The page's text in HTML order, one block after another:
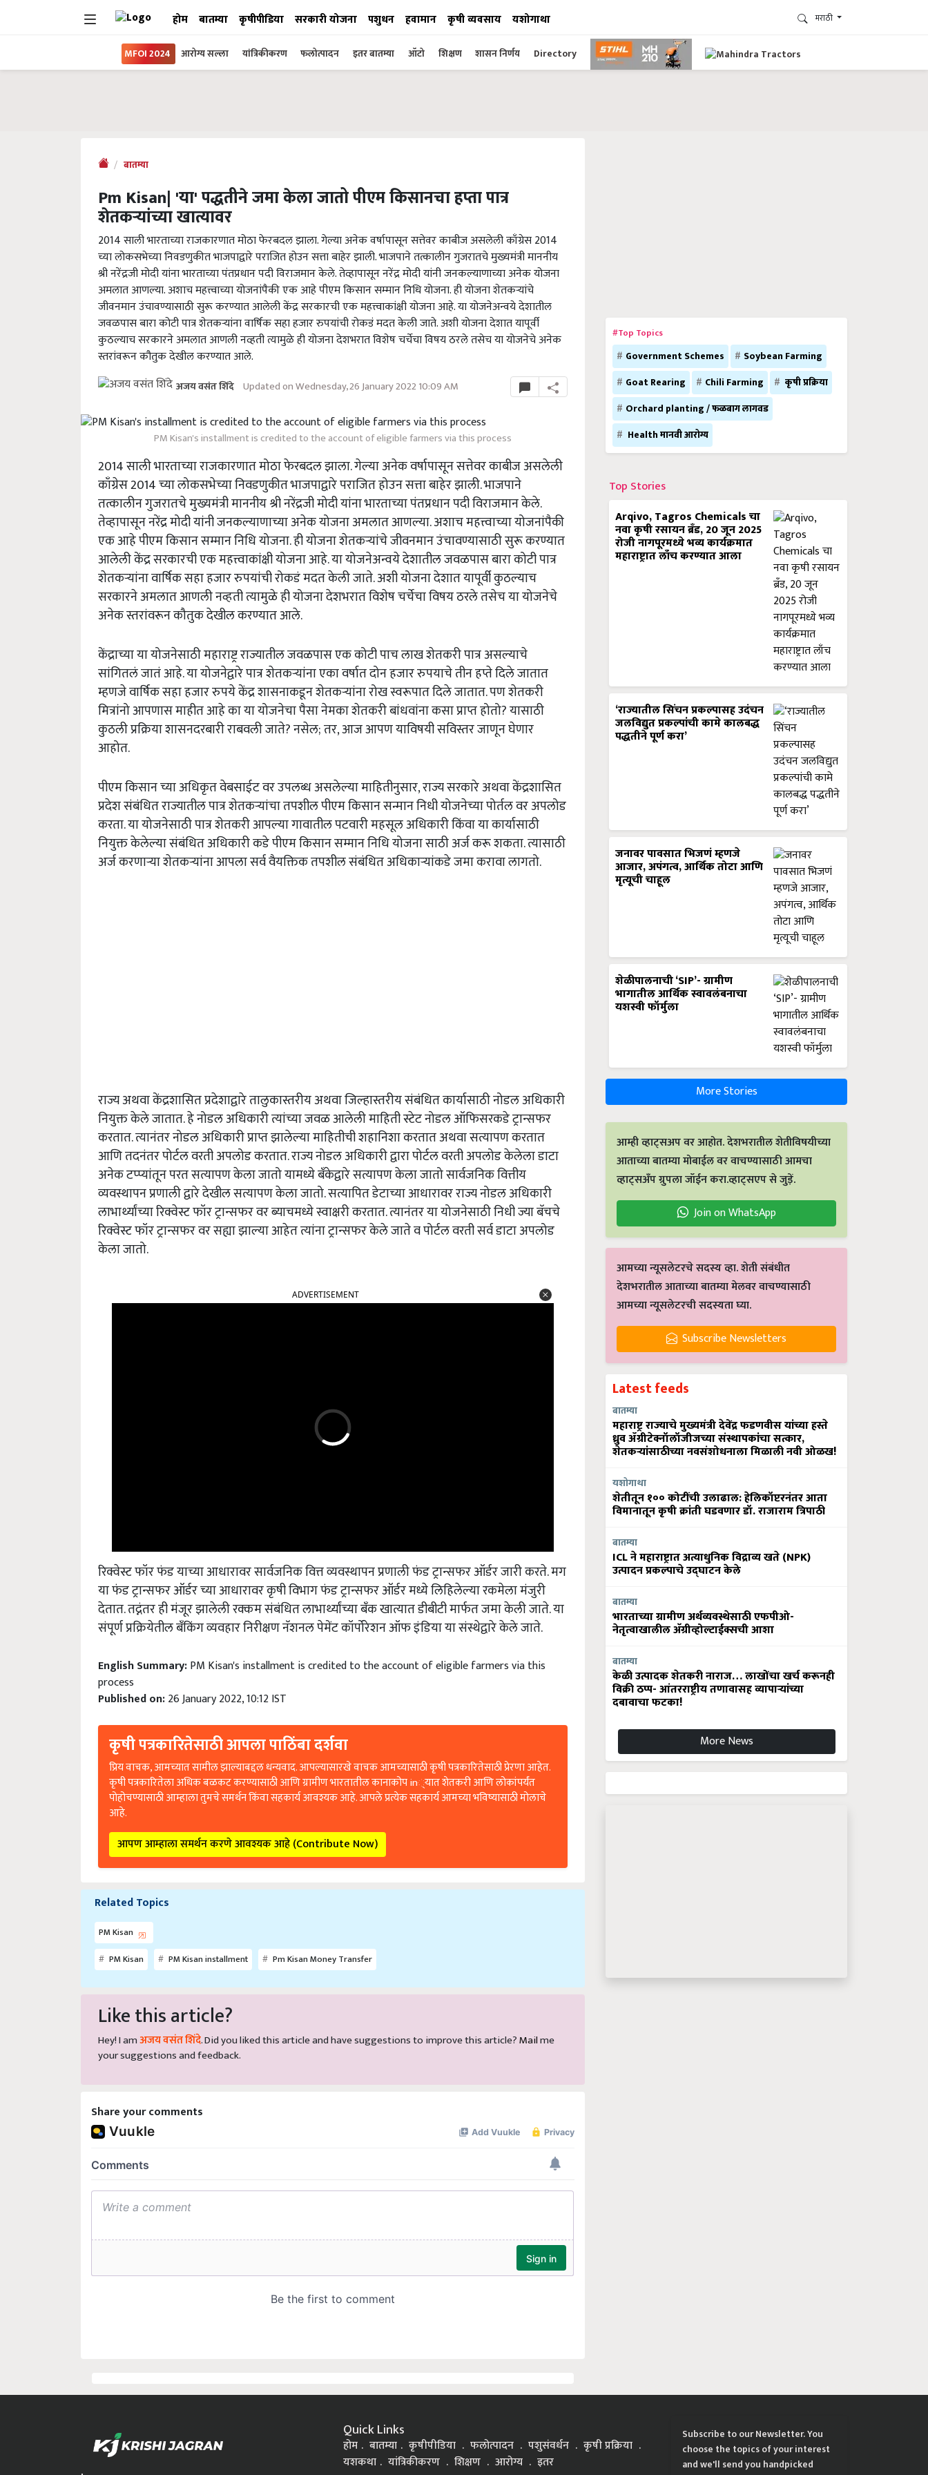
होम बातम्या कृषीपीडिया सरकारी योजना पशुधन हवामान कृषी व्यवसाय यशोगाथा मराठी
MFOI 2024 आरोग्य सल्ला यांत्रिकीकरण फलोत्पादन इतर बातम्या ऑटो शिक्षण शासन निर्णय Directory
बातम्या
Pm Kisan| 'या' पद्धतीने जमा केला जातो पीएम किसानचा हप्ता पात्र
शेतकऱ्यांच्या खात्यावर
2014 साली भारताच्या राजकारणात मोठा फेरबदल झाला. गेल्या अनेक वर्षापासून सत्तेवर काबीज असलेली काँग्रेस 2014
च्या लोकसभेच्या निवडणुकीत भाजपाद्वारे पराजित होउन सत्ता बाहेर झाली. भाजपाने तत्कालीन गुजरातचे मुख्यमंत्री माननीय
श्री नरेंद्रजी मोदी यांना भारताच्या पंतप्रधान पदी विराजमान केले. तेव्हापासून नरेंद्र मोदी यांनी जनकल्याणाच्या अनेक योजना
अमलात आणल्या. अशाच महत्त्वाच्या योजनांपैकी एक आहे पीएम किसान सम्मान निधि योजना. ही योजना शेतकऱ्यांचे
जीवनमान उंचावण्यासाठी सुरू करण्यात आलेली केंद्र सरकारची एक महत्त्वाकांक्षी योजना आहे. या योजनेअन्वये देशातील
जवळपास बारा कोटी पात्र शेतकऱ्यांना वार्षिक सहा हजार रुपयांची रोकडं मदत केली जाते. अशी योजना देशात यापूर्वी
कुठल्याच सरकारने अमलात आणली नव्हती त्यामुळे ही योजना देशभरात विशेष चर्चेचा विषय ठरले तसेच या योजनेचे अनेक
स्तरांवरून कौतुक देखील करण्यात आले.
अजय वसंत शिंदे Updated on Wednesday, 26 January 2022 10:09 AM
PM Kisan's installment is credited to the account of eligible farmers via this process
2014 साली भारताच्या राजकारणात मोठा फेरबदल झाला. गेल्या अनेक वर्षापासून सत्तेवर काबीज असलेली
काँग्रेस 2014 च्या लोकसभेच्या निवडणुकीत भाजपाद्वारे पराजित होउन सत्ता बाहेर झाली. भाजपाने
तत्कालीन गुजरातचे मुख्यमंत्री माननीय श्री नरेंद्रजी मोदी यांना भारताच्या पंतप्रधान पदी विराजमान केले.
तेव्हापासून नरेंद्र मोदी यांनी जनकल्याणाच्या अनेक योजना अमलात आणल्या. अशाच महत्त्वाच्या योजनांपैकी
एक आहे पीएम किसान सम्मान निधि योजना. ही योजना शेतकऱ्यांचे जीवनमान उंचावण्यासाठी सुरू करण्यात
आलेली केंद्र सरकारची एक महत्त्वाकांक्षी योजना आहे. या योजनेअन्वये देशातील जवळपास बारा कोटी पात्र
शेतकऱ्यांना वार्षिक सहा हजार रुपयांची रोकडं मदत केली जाते. अशी योजना देशात यापूर्वी कुठल्याच
सरकारने अमलात आणली नव्हती त्यामुळे ही योजना देशभरात विशेष चर्चेचा विषय ठरले तसेच या योजनेचे
अनेक स्तरांवरून कौतुक देखील करण्यात आले.
केंद्राच्या या योजनेसाठी महाराष्ट्र राज्यातील जवळपास एक कोटी पाच लाख शेतकरी पात्र असल्याचे
सांगितलं जातं आहे. या योजनेद्वारे पात्र शेतकर्‍यांना एका वर्षात दोन हजार रुपयाचे तीन हप्ते दिले जातात
म्हणजे वार्षिक सहा हजार रुपये केंद्र शासनाकडून शेतकऱ्यांना रोख स्वरूपात दिले जातात. पण शेतकरी
मित्रांनो आपणास माहीत आहे का या योजनेचा पैसा नेमका शेतकरी बांधवांना कसा प्राप्त होतो? यासाठी
कुठली प्रक्रिया शासनदरबारी राबवली जाते? नसेल; तर, आज आपण याविषयी सविस्तर जाणून घेणार
आहोत.
पीएम किसान च्या अधिकृत वेबसाईट वर उपलब्ध असलेल्या माहितीनुसार, राज्य सरकारे अथवा केंद्रशासित
प्रदेश संबंधित राज्यातील पात्र शेतकऱ्यांचा तपशील पीएम किसान सन्मान निधी योजनेच्या पोर्तल वर अपलोड
करता. या योजनेसाठी पात्र शेतकरी आपल्या गावातील पटवारी महसूल अधिकारी किंवा या कार्यासाठी
नियुक्त केलेल्या संबंधित अधिकारी कडे पीएम किसान सम्मान निधि योजना साठी अर्ज करू शकता. त्यासाठी
अर्ज करणाऱ्या शेतकऱ्यांना आपला सर्व वैयक्तिक तपशील संबंधित अधिकाऱ्यांकडे जमा करावा लागतो.
राज्य अथवा केंद्रशासित प्रदेशाद्वारे तालुकास्तरीय अथवा जिल्हास्तरीय संबंधित कार्यासाठी नोडल अधिकारी
नियुक्त केले जातात. हे नोडल अधिकारी त्यांच्या जवळ आलेली माहिती स्टेट नोडल ऑफिसरकडे ट्रान्सफर
करतात. त्यानंतर नोडल अधिकारी प्राप्त झालेल्या माहितीची शहानिशा करतात अथवा सत्यापण करतात
आणि तदनंतर पोर्टल वरती अपलोड करतात. राज्य नोडल अधिकारी द्वारा पोर्टल वरती अपलोड केलेला डाटा
अनेक टप्प्यांतून परत सत्यापण केला जातो यामध्ये बँकेद्वारे सत्यापण केला जातो सार्वजनिक वित्तीय
व्यवस्थापन प्रणाली द्वारे देखील सत्यापण केला जातो. सत्यापित डेटाच्या आधारावर राज्य नोडल अधिकारी
लाभार्थ्यांच्या रिक्वेस्ट फॉर ट्रान्सफर वर ब्याचमध्ये स्वाक्षरी करतात. त्यानंतर या योजनेसाठी निधी ज्या बॅचचे
रिक्वेस्ट फॉर ट्रान्सफर वर सह्या झाल्या आहेत त्यांना ट्रान्सफर केले जाते व पोर्टल वरती सर्व डाटा अपलोड
केला जातो.
रिक्वेस्ट फॉर फंड याच्या आधारावर सार्वजनिक वित्त व्यवस्थापन प्रणाली फंड ट्रान्सफर ऑर्डर जारी करते. मग
या फंड ट्रान्सफर ऑर्डर च्या आधारावर कृषी विभाग फंड ट्रान्सफर ऑर्डर मध्ये लिहिलेल्या रकमेला मंजुरी
देतात. तद्नंतर ही मंजूर झालेली रक्कम संबंधित लाभार्थ्यांच्या बँक खात्यात डीबीटी मार्फत जमा केली जाते. या
संपूर्ण प्रक्रियेतील बँकिंग व्यवहार निरीक्षण नॅशनल पेमेंट कॉर्पोरेशन ऑफ इंडिया या संस्थेद्वारे केले जाते.
English Summary: PM Kisan's installment is credited to the account of eligible farmers via this
process
Published on: 26 January 2022, 10:12 IST
कृषी पत्रकारितेसाठी आपला पाठिंबा दर्शवा
प्रिय वाचक, आमच्यात सामील झाल्याबद्दल धन्यवाद. आपल्यासारखे वाचक आमच्यासाठी कृषी पत्रकारितेसाठी प्रेरणा आहेत.
कृषी पत्रकारितेला अधिक बळकट करण्यासाठी आणि ग्रामीण भारतातील कानाकोप in्यात शेतकरी आणि लोकांपर्यंत
पोहोचण्यासाठी आम्हाला तुमचे समर्थन किंवा सहकार्य आवश्यक आहे. आपले प्रत्येक सहकार्य आमच्या भविष्यासाठी मोलाचे
आहे.
आपण आम्हाला समर्थन करणे आवश्यक आहे (Contribute Now)
Related Topics
PM Kisan
PM Kisan
PM Kisan installment Pm Kisan Money Transfer
Like this article?
Hey! I am अजय वसंत शिंदे . Did you liked this article and have suggestions to improve this article? Mail
your suggestions and feedback.
Share your comments
#Top Topics
Government Schemes
Soybean Farming
Goat Rearing
Chili Farming
कृषी प्रक्रिया
Orchard planting / फळबाग लागवड
Health मानवी आरोग्य
Top Stories
Arqivo, Tagros Chemicals चा
नवा कृषी रसायन ब्रँड, 20 जून 2025
रोजी नागपूरमध्ये भव्य कार्यक्रमात
महाराष्ट्रात लाँच करण्यात आला
‘राज्यातील सिंचन प्रकल्पासह उदंचन
जलविद्युत प्रकल्पांची कामे कालबद्ध
पद्धतीने पूर्ण करा’
जनावर पावसात भिजणं म्हणजे
आजार, अपंगत्व, आर्थिक तोटा आणि
मृत्यूची चाहूल
शेळीपालनाची ‘SIP’- ग्रामीण
भागातील आर्थिक स्वावलंबनाचा
यशस्वी फॉर्मुला
More Stories
आम्ही व्हाट्सअप वर आहोत. देशभरातील शेतीविषयीच्या
आताच्या बातम्या मोबाईल वर वाचण्यासाठी आमचा
व्हाट्सअँप ग्रुपला जॉईन करा.व्हाट्सएप से जुड़ें.
Join on WhatsApp
आमच्या न्यूसलेटरचे सदस्य व्हा. शेती संबंधीत
देशभरातील आताच्या बातम्या मेलवर वाचण्यासाठी
आमच्या न्यूसलेटरची सदस्यता घ्या.
Subscribe Newsletters
Latest feeds
बातम्या
महाराष्ट्र राज्याचे मुख्यमंत्री देवेंद्र फडणवीस यांच्या हस्ते
ध्रुव ॲग्रीटेक्नॉलॉजीजच्या संस्थापकांचा सत्कार,
शेतकऱ्यांसाठीच्या नवसंशोधनाला मिळाली नवी ओळख!
यशोगाथा
शेतीतून १०० कोटींची उलाढाल: हेलिकॉप्टरनंतर आता
विमानातून कृषी क्रांती घडवणार डॉ. राजाराम त्रिपाठी
बातम्या
ICL ने महाराष्ट्रात अत्याधुनिक विद्राव्य खते (NPK)
उत्पादन प्रकल्पाचे उद्घाटन केले
बातम्या
भारताच्या ग्रामीण अर्थव्यवस्थेसाठी एफपीओ-
नेतृत्वाखालील अ‍ॅग्रीव्होल्टाईक्सची आशा
बातम्या
केळी उत्पादक शेतकरी नाराज… लाखोंचा खर्च करूनही
विक्री ठप्प- आंतरराष्ट्रीय तणावासह व्यापाऱ्यांच्या
दबावाचा फटका!
More News
Quick Links
होम बातम्या कृषीपीडिया फलोत्पादन पशुसंवर्धन
कृषी प्रक्रिया
यशकथा
यांत्रिकीकरण शिक्षण आरोग्य इतर
Subscribe to our Newsletter. You
choose the topics of your interest
and we'll send you handpicked